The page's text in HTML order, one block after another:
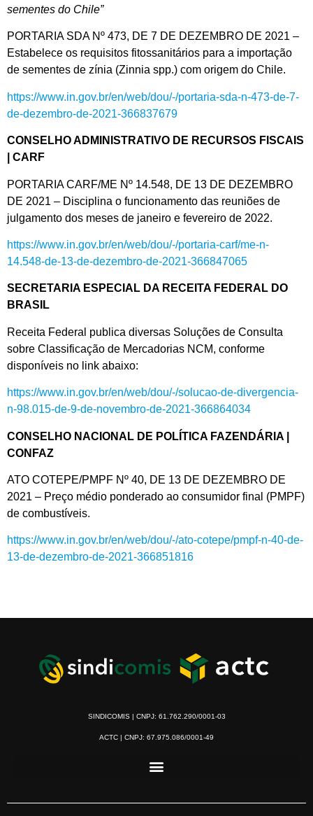
sementes do Chile”
PORTARIA SDA Nº 473, DE 7 DE DEZEMBRO DE 2021 –
Estabelece os requisitos fitossanitários para a importação
de sementes de zínia (Zinnia spp.) com origem do Chile.
https://www.in.gov.br/en/web/dou/-/portaria-sda-n-473-de-7-
de-dezembro-de-2021-366837679
CONSELHO ADMINISTRATIVO DE RECURSOS FISCAIS
| CARF
PORTARIA CARF/ME Nº 14.548, DE 13 DE DEZEMBRO
DE 2021 – Disciplina o funcionamento das reuniões de
julgamento dos meses de janeiro e fevereiro de 2022.
https://www.in.gov.br/en/web/dou/-/portaria-carf/me-n-
14.548-de-13-de-dezembro-de-2021-366847065
SECRETARIA ESPECIAL DA RECEITA FEDERAL DO
BRASIL
Receita Federal publica diversas Soluções de Consulta
sobre Classificação de Mercadorias NCM, conforme
disponíveis no link abaixo:
https://www.in.gov.br/en/web/dou/-/solucao-de-divergencia-
n-98.015-de-9-de-novembro-de-2021-366864034
CONSELHO NACIONAL DE POLÍTICA FAZENDÁRIA |
CONFAZ
ATO COTEPE/PMPF Nº 40, DE 13 DE DEZEMBRO DE
2021 – Preço médio ponderado ao consumidor final (PMPF)
de combustíveis.
https://www.in.gov.br/en/web/dou/-/ato-cotepe/pmpf-n-40-de-
13-de-dezembro-de-2021-366851816
SINDICOMIS | CNPJ: 61.762.290/0001-03
ACTC | CNPJ: 67.975.086/0001-49